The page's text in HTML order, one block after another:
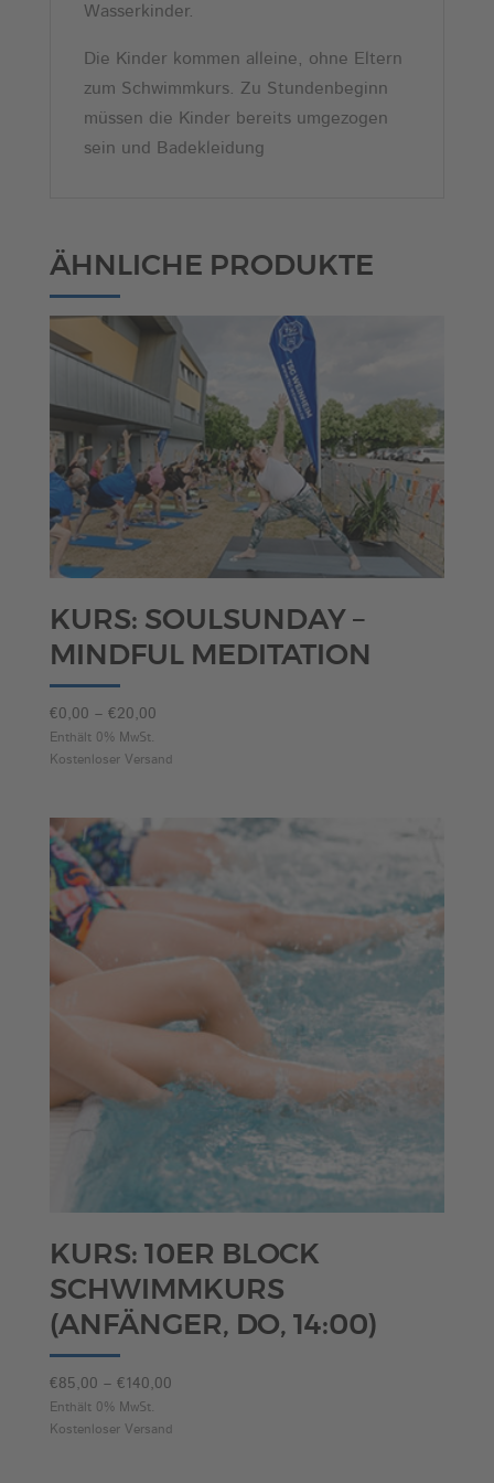
Wasserkinder.
Die Kinder kommen alleine, ohne Eltern
zum Schwimmkurs. Zu Stundenbeginn
müssen die Kinder bereits umgezogen
sein und Badekleidung
ÄHNLICHE PRODUKTE
KURS: SOULSUNDAY –
MINDFUL MEDITATION
€0,00 – €20,00Preisspanne:
bis
Enthält 0% MwSt.
Kostenloser Versand
KURS: 10ER BLOCK
SCHWIMMKURS
(ANFÄNGER, DO, 14:00)
€85,00 – € 140,00Preisspanne:
bis
Enthält 0% MwSt.
Kostenloser Versand